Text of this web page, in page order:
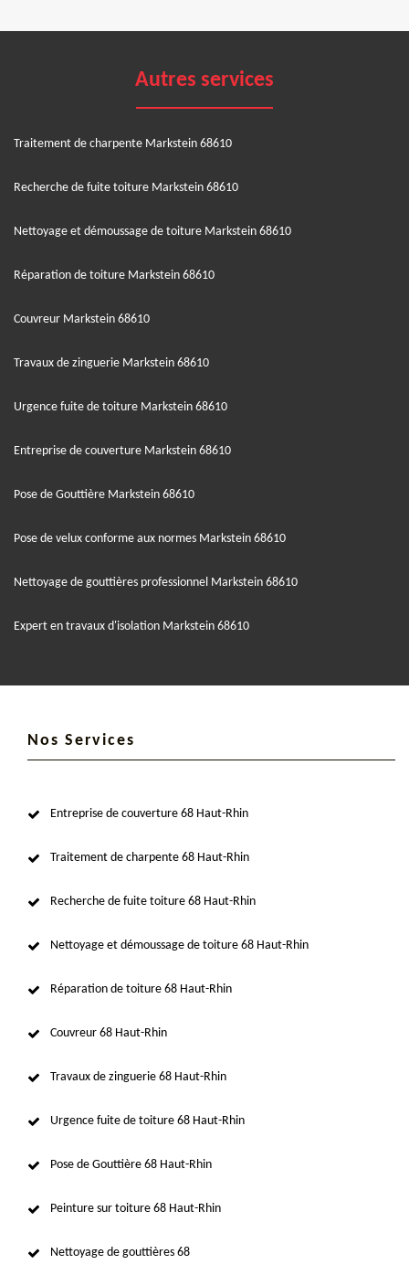
Autres services
Traitement de charpente Markstein 68610
Recherche de fuite toiture Markstein 68610
Nettoyage et démoussage de toiture Markstein 68610
Réparation de toiture Markstein 68610
Couvreur Markstein 68610
Travaux de zinguerie Markstein 68610
Urgence fuite de toiture Markstein 68610
Entreprise de couverture Markstein 68610
Pose de Gouttière Markstein 68610
Pose de velux conforme aux normes Markstein 68610
Nettoyage de gouttières professionnel Markstein 68610
Expert en travaux d'isolation Markstein 68610
Nos Services
Entreprise de couverture 68 Haut-Rhin
Traitement de charpente 68 Haut-Rhin
Recherche de fuite toiture 68 Haut-Rhin
Nettoyage et démoussage de toiture 68 Haut-Rhin
Réparation de toiture 68 Haut-Rhin
Couvreur 68 Haut-Rhin
Travaux de zinguerie 68 Haut-Rhin
Urgence fuite de toiture 68 Haut-Rhin
Pose de Gouttière 68 Haut-Rhin
Peinture sur toiture 68 Haut-Rhin
Nettoyage de gouttières 68